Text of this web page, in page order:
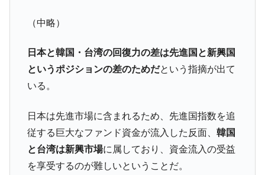
『Money1』
『Money1』
【米韓激突案件】韓国消費者院が『クーパ
ン』1人当たり賠償10万ウォンを認定 ⇒ 総額3兆7,000億
『Money1』
「KDDX」1番艦、2032年竣工と公示
『Money1』
【対日本円】ウォン安が急進！ 日米の協調
に韓国がいっちょがみしたのでは。
『Money1』
韓国政府『BYD』車への補助金を全廃 ⇒ 実
（中略）
日本と韓国・台湾の回復力の差は先進国と新興国
というポジションの差のためだという指摘が出て
いる。
日本は先進市場に含まれるため、先進国指数を追
従する巨大なファンド資金が流入した反面、 韓国
と台湾は新興市場に属しており、資金流入の受益
を享受するのが難しいということだ。